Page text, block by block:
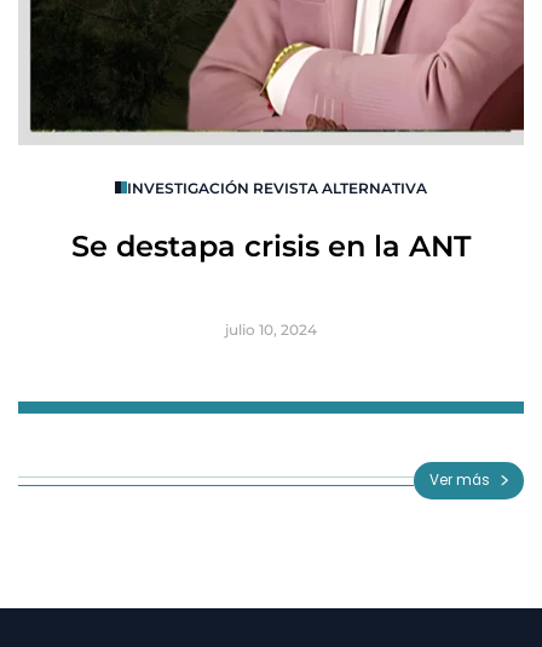
INVESTIGACIÓN REVISTA ALTERNATIVA
Se destapa crisis en la ANT
julio 10, 2024
3
Ver más